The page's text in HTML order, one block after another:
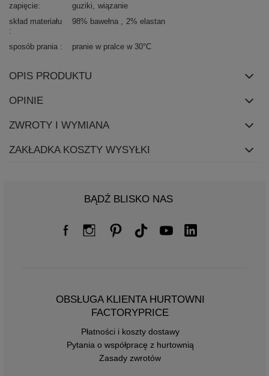
zapięcie guziki
wiązanie
skład materiału
98% bawełna 2% elastan
sposób prania pranie w pralce w 30°C
OPIS PRODUKTU
OPINIE
ZWROTY I WYMIANA
ZAKŁADKA KOSZTY WYSYŁKI
BĄDŹ BLISKO NAS
OBSŁUGA KLIENTA HURTOWNI
FACTORYPRICE
Płatności i koszty dostawy
Pytania o współpracę z hurtownią
Zasady zwrotów